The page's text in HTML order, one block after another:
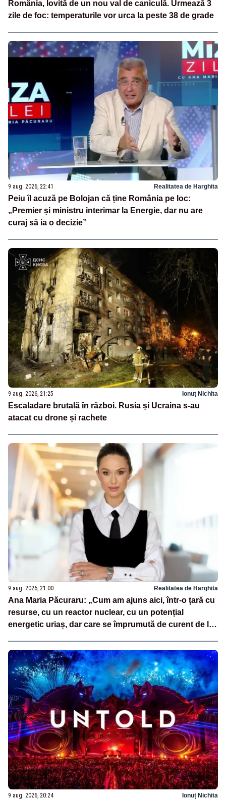
România, lovită de un nou val de caniculă. Urmează 3
zile de foc: temperaturile vor urca la peste 38 de grade
9 aug. 2026, 22:41 Realitatea de Harghita
Peiu îl acuză pe Bolojan că ține România pe loc:
„Premier și ministru interimar la Energie, dar nu are
curaj să ia o decizie”
9 aug. 2026, 21:25 Ionuț Nichita
Escaladare brutală în război. Rusia și Ucraina s-au
atacat cu drone și rachete
9 aug. 2026, 21:00 Realitatea de Harghita
Ana Maria Păcuraru: „Cum am ajuns aici, într-o țară cu
resurse, cu un reactor nuclear, cu un potențial
energetic uriaș, dar care se împrumută de curent de la
9 aug. 2026, 20:24 Ionuț Nichita